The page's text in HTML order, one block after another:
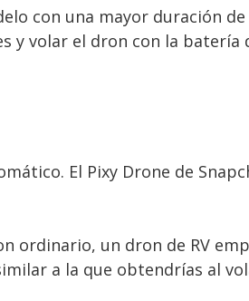
con una mayor duración de
y volar el dron con la batería
El Pixy Drone de
ordinario, un dron de RV
a la que obtendrías al